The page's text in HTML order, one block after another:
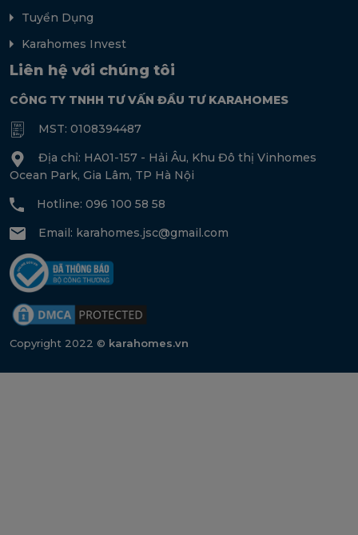
Tuyển Dụng
Karahomes Invest
Liên hệ với chúng tôi
CÔNG TY TNHH TƯ VẤN ĐẦU TƯ KARAHOMES
MST: 0108394487
Địa chỉ: HA01-157 - Hải Âu, Khu Đô thị Vinhomes
Ocean Park, Gia Lâm, TP Hà Nội
Hotline: 096 100 58 58
Email: karahomes.jsc@gmail.com
Copyright 2022 © karahomes.vn